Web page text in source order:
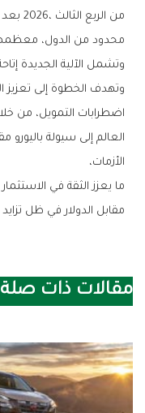
‬محدود‭ ‬من‭ ‬الدول،‭ ‬معظمها‭ ‬في‭ ‬أوروبا‭ ‬الشرقية‭.‬
وتشمل‭ ‬الآلية‭ ‬الجديدة‭ ‬إتاحة‭ ‬وصول‭ ‬دائم‭ ‬لسيولة‭ ‬تصل‭ ‬إلى‭ ‬50‭ ‬مليار‭ ‬يورو‭.‬
‬الأزمات،
‬مقابل‭ ‬الدولار‭ ‬في‭ ‬ظل‭ ‬تزايد‭ ‬تقلبات‭ ‬السياسات‭ ‬الاقتصادية‭ ‬الأميركية‭.‬
مقالات ذات صلة